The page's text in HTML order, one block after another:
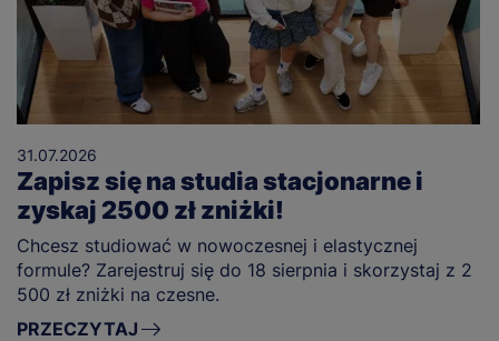
31.07.2026
Zapisz się na studia stacjonarne i
zyskaj 2500 zł zniżki!
Chcesz studiować w nowoczesnej i elastycznej
formule? Zarejestruj się do 18 sierpnia i skorzystaj z 2
500 zł zniżki na czesne.
PRZECZYTAJ